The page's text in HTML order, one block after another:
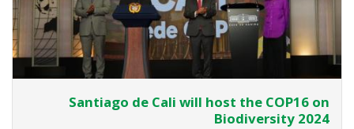
Santiago de Cali will host the COP16 on
Biodiversity 2024